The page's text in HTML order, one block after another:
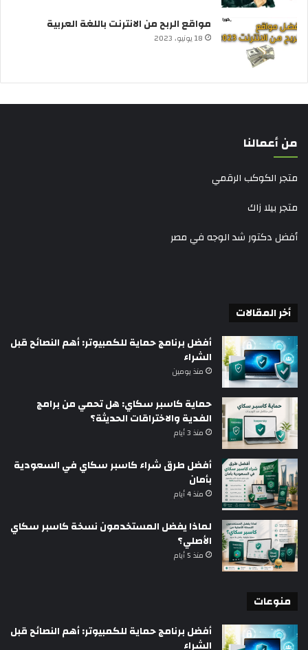
مواقع الربح من الانترنت باللغة العربية
18 يونيو، 2023
من أعمالنا
متجر الكوكب الرقمي
متجر بيلا زاك
أفضل دكتور شد الوجه في مصر
أخر المقالات
أفضل برنامج حماية للكمبيوتر: أهم النصائح قبل
الشراء
منذ يومين
حماية كاسبر سكاي: هل تحمي من برامج
الفدية والاختراقات الحديثة؟
منذ 3 أيام
أفضل طرق شراء كاسبر سكاي في السعودية
بأمان
منذ 4 أيام
لماذا يفضل المستخدمون نسخة كاسبر سكاي
الأصلي؟
منذ 5 أيام
منوعات
أفضل برنامج حماية للكمبيوتر: أهم النصائح قبل
الشراء